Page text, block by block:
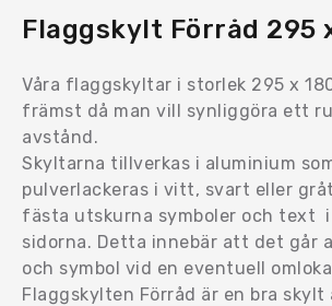
Flaggskylt Förråd 295
Våra flaggskyltar i storlek 295 x
främst då man vill synliggöra ett
avstånd.
Skyltarna tillverkas i aluminium
pulverlackeras i vitt, svart eller
fästa utskurna symboler och text i
sidorna. Detta innebär att det går
och symbol vid en eventuell
Flaggskylten Förråd är en bra